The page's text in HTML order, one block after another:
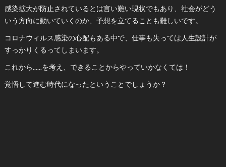
感染拡大が防止されているとは言い難い現状でもあり、社会がどう
いう方向に動いていくのか、予想を立てることも難しいです。
コロナウィルス感染の心配もある中で、仕事も失っては人生設計が
すっかりくるってしまいます。
これから……を考え、できることからやっていかなくては！
覚悟して進む時代になったということでしょうか？